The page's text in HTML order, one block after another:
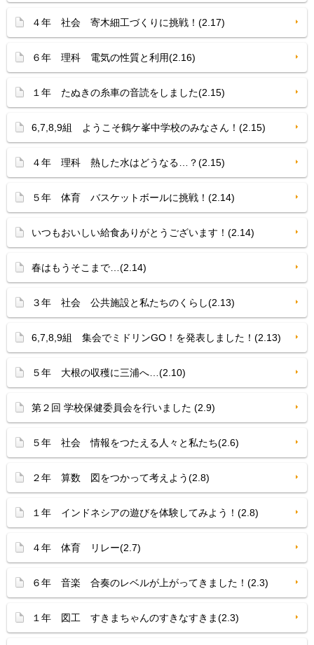
４年 社会 寄木細工づくりに挑戦！(2.17)
６年 理科 電気の性質と利用(2.16)
１年 たぬきの糸車の音読をしました(2.15)
6,7,8,9組 ようこそ鶴ケ峯中学校のみなさん！(2.15)
４年 理科 熱した水はどうなる…？(2.15)
５年 体育 バスケットボールに挑戦！(2.14)
いつもおいしい給食ありがとうございます！(2.14)
春はもうそこまで…(2.14)
３年 社会 公共施設と私たちのくらし(2.13)
6,7,8,9組 集会でミドリンGO！を発表しました！(2.13)
５年 大根の収穫に三浦へ…(2.10)
第２回 学校保健委員会を行いました (2.9)
５年 社会 情報をつたえる人々と私たち(2.6)
２年 算数 図をつかって考えよう(2.8)
１年 インドネシアの遊びを体験してみよう！(2.8)
４年 体育 リレー(2.7)
６年 音楽 合奏のレベルが上がってきました！(2.3)
１年 図工 すきまちゃんのすきなすきま(2.3)